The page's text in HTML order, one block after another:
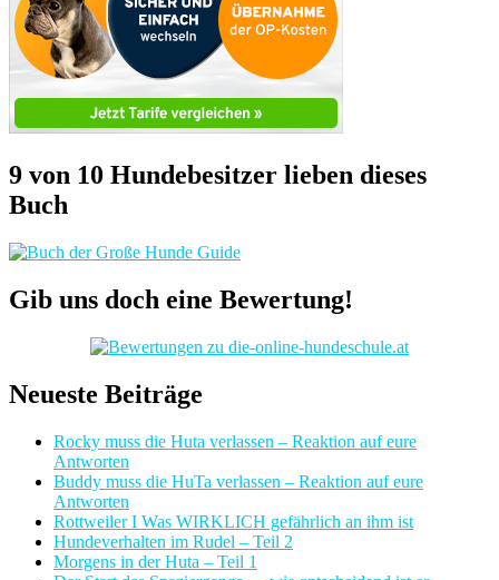
9 von 10 Hundebesitzer lieben dieses
Buch
Gib uns doch eine Bewertung!
Neueste Beiträge
Rocky muss die Huta verlassen – Reaktion auf eure
Antworten
Buddy muss die HuTa verlassen – Reaktion auf eure
Antworten
Rottweiler I Was WIRKLICH gefährlich an ihm ist
Hundeverhalten im Rudel – Teil 2
Morgens in der Huta – Teil 1